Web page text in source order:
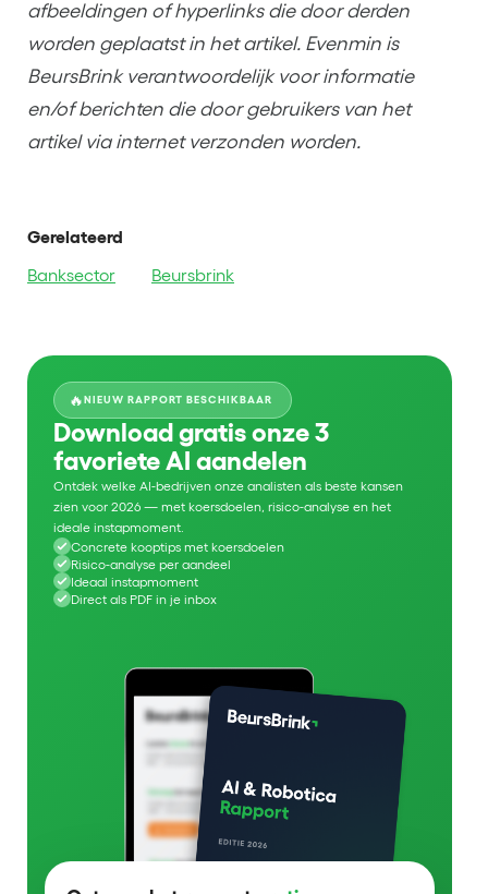
afbeeldingen of hyperlinks die door derden
worden geplaatst in het artikel. Evenmin is
BeursBrink verantwoordelijk voor informatie
en/of berichten die door gebruikers van het
artikel via internet verzonden worden.
Gerelateerd
Banksector
Beursbrink
🔥NIEUW RAPPORT BESCHIKBAAR
Download gratis onze 3
favoriete AI aandelen
Ontdek welke AI-bedrijven onze analisten als beste kansen
zien voor 2026 — met koersdoelen, risico-analyse en het
ideale instapmoment.
Concrete kooptips met koersdoelen
Risico-analyse per aandeel
Ideaal instapmoment
Direct als PDF in je inbox